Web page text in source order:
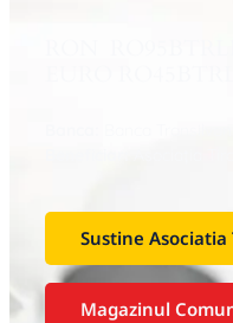
RON
EURO
Sustine Asociatia
Magazinul